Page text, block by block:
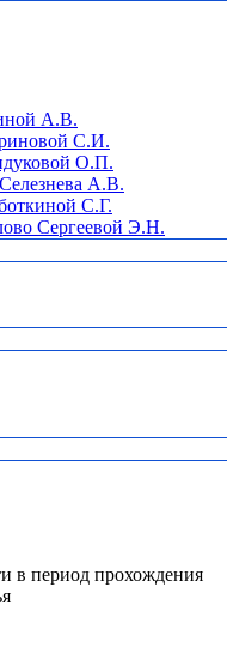
А.В.
С.И.
О.П.
А.В.
С.Г.
Сергеевой Э.Н.
в период прохождения